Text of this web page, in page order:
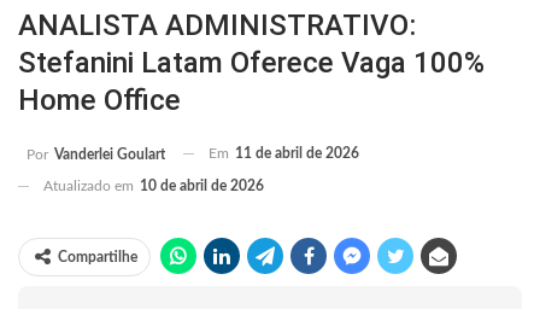
ANALISTA ADMINISTRATIVO:
Stefanini Latam Oferece Vaga 100%
Home Office
Por Vanderlei Goulart Em 11 de abril de 2026
Atualizado em 10 de abril de 2026
Compartilhe